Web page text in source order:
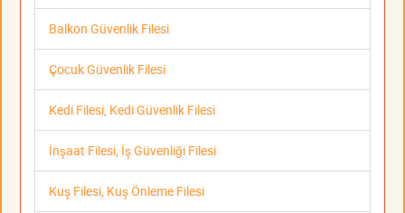
Balkon Güvenlik Filesi
Çocuk Güvenlik Filesi
Kedi Filesi, Kedi Güvenlik Filesi
İnşaat Filesi, İş Güvenliği Filesi
Kuş Filesi, Kuş Önleme Filesi